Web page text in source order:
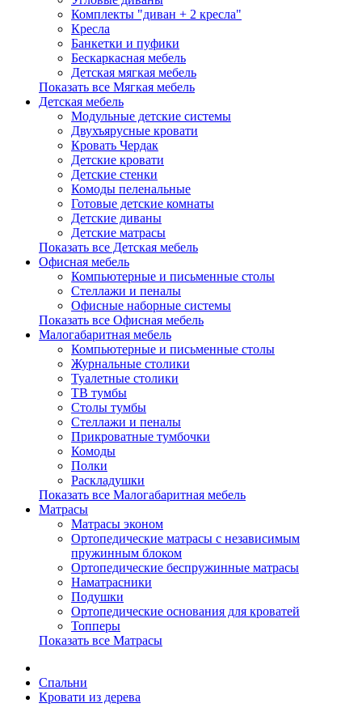
Комплекты "диван + 2 кресла"
Кресла
Банкетки и пуфики
Бескаркасная мебель
Детская мягкая мебель
Показать все Мягкая мебель
Детская мебель
Модульные детские системы
Двухъярусные кровати
Кровать Чердак
Детские кровати
Детские стенки
Комоды пеленальные
Готовые детские комнаты
Детские диваны
Детские матрасы
Показать все Детская мебель
Офисная мебель
Компьютерные и письменные столы
Стеллажи и пеналы
Офисные наборные системы
Показать все Офисная мебель
Малогабаритная мебель
Компьютерные и письменные столы
Журнальные столики
Туалетные столики
ТВ тумбы
Столы тумбы
Стеллажи и пеналы
Прикроватные тумбочки
Комоды
Полки
Раскладушки
Показать все Малогабаритная мебель
Матрасы
Матрасы эконом
Ортопедические матрасы с независимым
пружинным блоком
Ортопедические беспружинные матрасы
Наматрасники
Подушки
Ортопедические основания для кроватей
Топперы
Показать все Матрасы
Спальни
Кровати из дерева